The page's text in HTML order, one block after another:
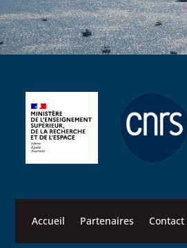
Accueil Partenaires Contact